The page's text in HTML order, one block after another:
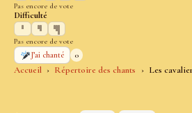
Accueil Répertoire des chants Les
Pas encore de vote
Difficulté
Pas encore de vote
J’ai chanté
0